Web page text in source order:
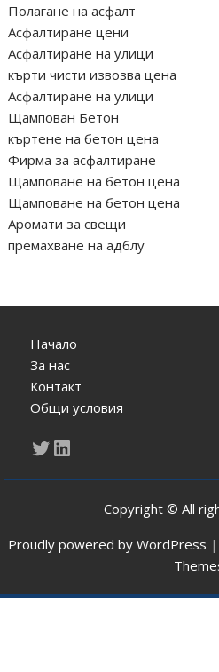
Полагане на асфалт
Асфалтиране цени
Асфалтиране на улици
кърти чисти извозва цена
Асфалтиране на улици
Щампован Бетон
къртене на бетон цена
Фирма за асфалтиране
Щамповане на бетон цена
Щамповане на бетон цена
Аромати за свещи
премахване на адблу
Начало
За нас
Контакт
Общи условия
Twitter
LinkedIn
Copyright © All
Proudly powered by WordPress |